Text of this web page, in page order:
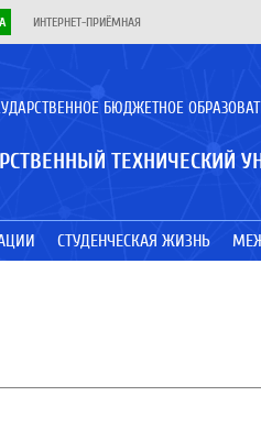
ИНТЕРНЕТ-ПРИЁМНАЯ
БЮДЖЕТНОЕ
ТЕХНИЧЕСКИЙ
СТУДЕНЧЕСКАЯ ЖИЗНЬ